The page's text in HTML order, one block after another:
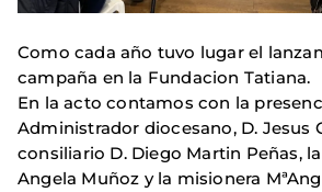
Como cada año tuvo lugar el
campaña en la Fundacion Tatiana.
En la acto contamos con la
Administrador diocesano, D. Jesus
consiliario D. Diego Martin Peñas,
Angela Muñoz y la misionera